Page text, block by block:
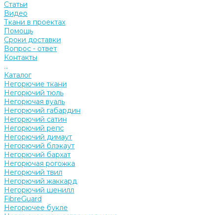
Статьи
Видео
Ткани в проектах
Помощь
Сроки доставки
Вопрос - ответ
Контакты
...
Каталог
Негорючие ткани
Негорючий тюль
Негорючая вуаль
Негорючий габардин
Негорючий сатин
Негорючий репс
Негорючий димаут
Негорючий блэкаут
Негорючий бархат
Негорючая рогожка
Негорючий твил
Негорючий жаккард
Негорючий шенилл
FibreGuard
Негорючее букле